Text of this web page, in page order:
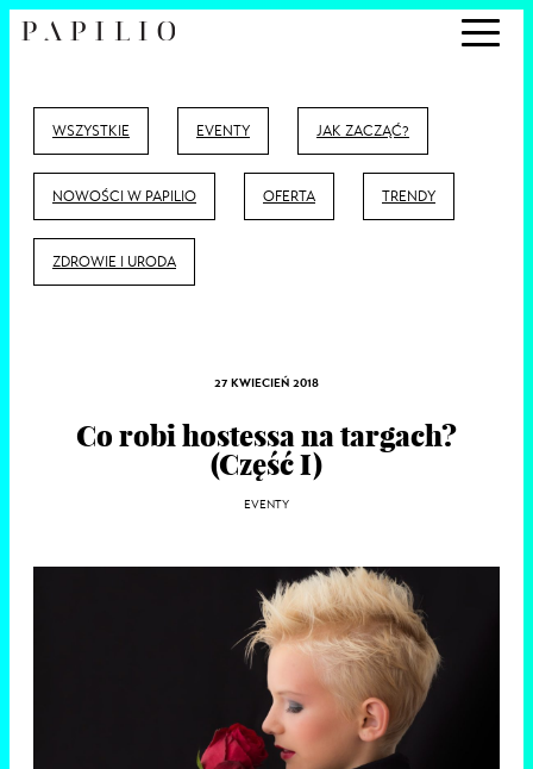
WSZYSTKIE EVENTY JAK ZACZĄĆ?
NOWOŚCI W PAPILIO OFERTA TRENDY
ZDROWIE I URODA
27 KWIECIEŃ 2018
Co robi hostessa na targach?
(Część I)
EVENTY